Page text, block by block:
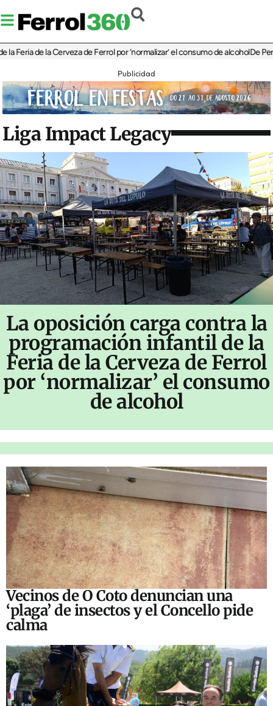
de la Cerveza de Ferrol por ‘normalizar’ el consumo de alcoholDe Perlío a
Publicidad
Liga Impact Legacy
La oposición carga contra la
programación infantil de la
Feria de la Cerveza de Ferrol
por ‘normalizar’ el consumo
de alcohol
Vecinos de O Coto denuncian una
‘plaga’ de insectos y el Concello pide
calma